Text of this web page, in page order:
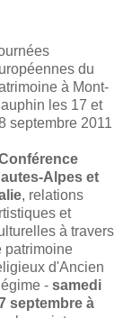
du
à Mont-
les 17 et
septembre 2011
Alpes et
, relations
et
à travers
patrimoine
d'Ancien
- samedi
septembre à